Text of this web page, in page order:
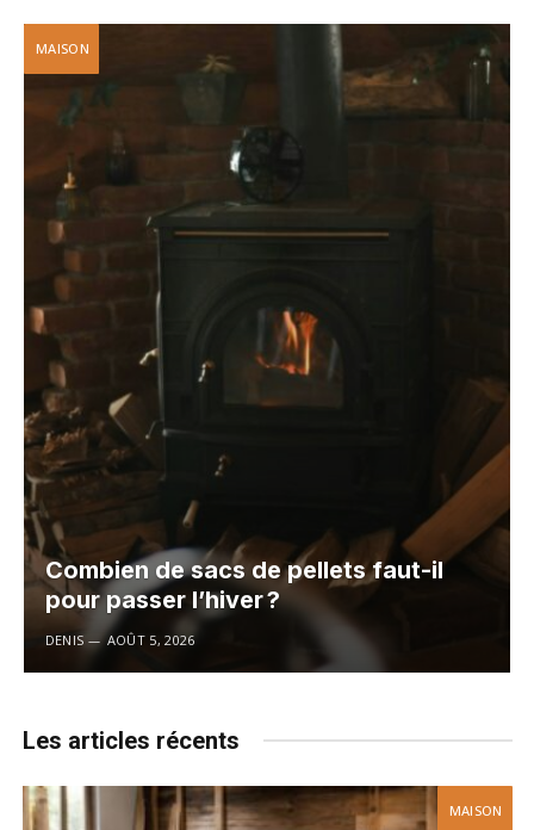
MAISON
Combien de sacs de pellets faut-il
pour passer l’hiver ?
DENIS AOÛT 5, 2026
Les articles récents
MAISON